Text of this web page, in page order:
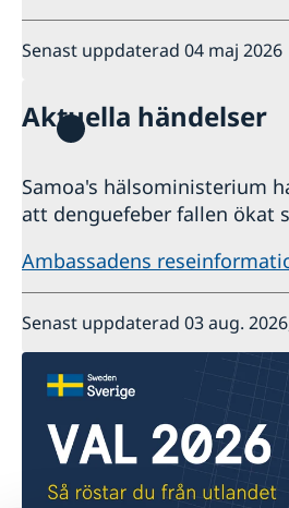
Senast uppdaterad 04 maj 2026
Aktuella händelser
Samoa's hälsoministerium
att denguefeber fallen ökat
Ambassadens
Senast uppdaterad 03 aug.